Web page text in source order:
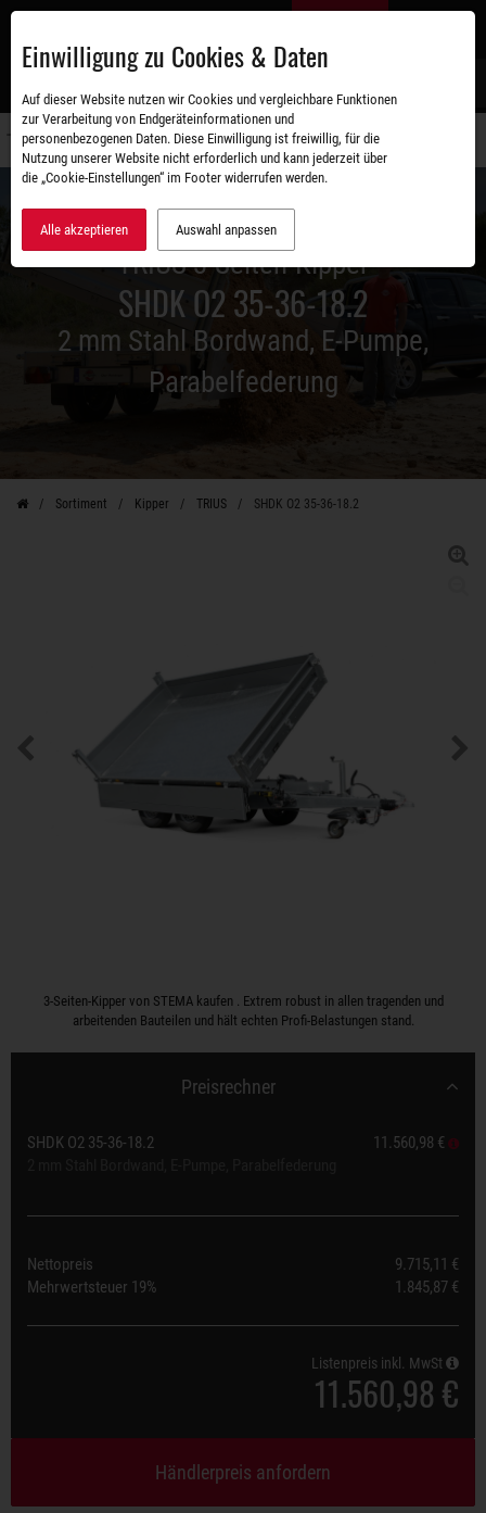
Zum
TRIUS 3-Seiten-Kipper
SHDK O2 35-36-18.2
2 mm Stahl Bordwand, E-Pumpe,
Parabelfederung
Sortiment Kipper TRIUS SHDK O2 35-36-18.2
3-Seiten-Kipper von STEMA kaufen . Extrem robust in allen tragenden und
arbeitenden Bauteilen und hält echten Profi-Belastungen stand.
Preisrechner
SHDK O2 35-36-18.2
11.560,98 €
Nettopreis
9.715,11 €
Mehrwertsteuer 19% 1.845,87 €
Listenpreis inkl. MwSt
11.560,98 €
Händlerpreis anfordern
Einwilligung zu Cookies & Daten
Auf dieser Website nutzen wir Cookies und vergleichbare Funktionen
zur Verarbeitung von Endgeräteinformationen und
personenbezogenen Daten. Diese Einwilligung ist freiwillig, für die
Nutzung unserer Website nicht erforderlich und kann jederzeit über
die „Cookie-Einstellungen“ im Footer widerrufen werden.
Alle akzeptieren Auswahl anpassen